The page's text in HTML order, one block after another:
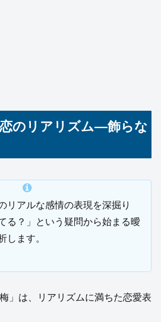
恋のリアリズム—飾らな
リアルな感情の表現を深掘り
る？」という疑問から始まる曖
します。
」は、リアリズムに満ちた恋愛表